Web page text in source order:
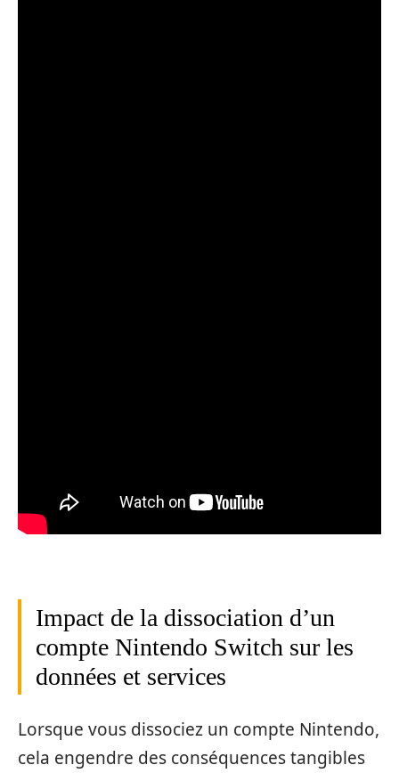
Impact de la dissociation d’un
compte Nintendo Switch sur les
données et services
Lorsque vous dissociez un compte Nintendo,
cela engendre des conséquences tangibles